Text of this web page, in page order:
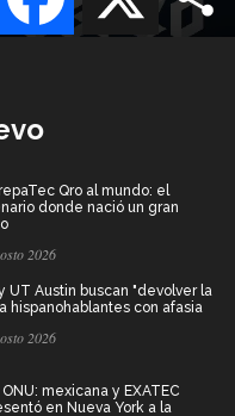
Qro al mundo: el
donde nació un gran
2026
UT Austin buscan "devolver la
hispanohablantes con afasia
2026
ONU: mexicana y EXATEC
en Nueva York a la